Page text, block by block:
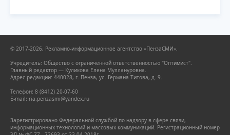
© 2017-2026, Рекламно-информационное агентство «ПензаСМИ».
Учредитель: Общество с ограниченной ответственностью "Оптимист".
Главный редактор — Куликова Елена Муллануровна.
Адрес редакции: 440028, г. Пенза, ул. Германа Титова, д. 9.
Телефон: 8 (8412) 20-07-60
E-mail: ria.penzasmi@yandex.ru
Зарегистрировано Федеральной службой по надзору в сфере связи,
информационных технологий и массовых коммуникаций. Регистрационный номер